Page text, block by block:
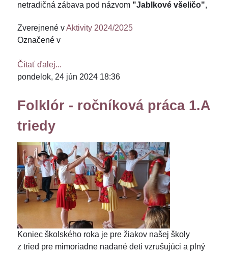
netradičná zábava pod názvom "Jablkové všeličo",
Zverejnené vAktivity 2024/2025
Označené v
Čítať ďalej...
pondelok, 24 jún 2024 18:36
Folklór - ročníková práca 1.A
triedy
Koniec školského roka je pre žiakov našej školy
z tried pre mimoriadne nadané deti vzrušujúci a plný